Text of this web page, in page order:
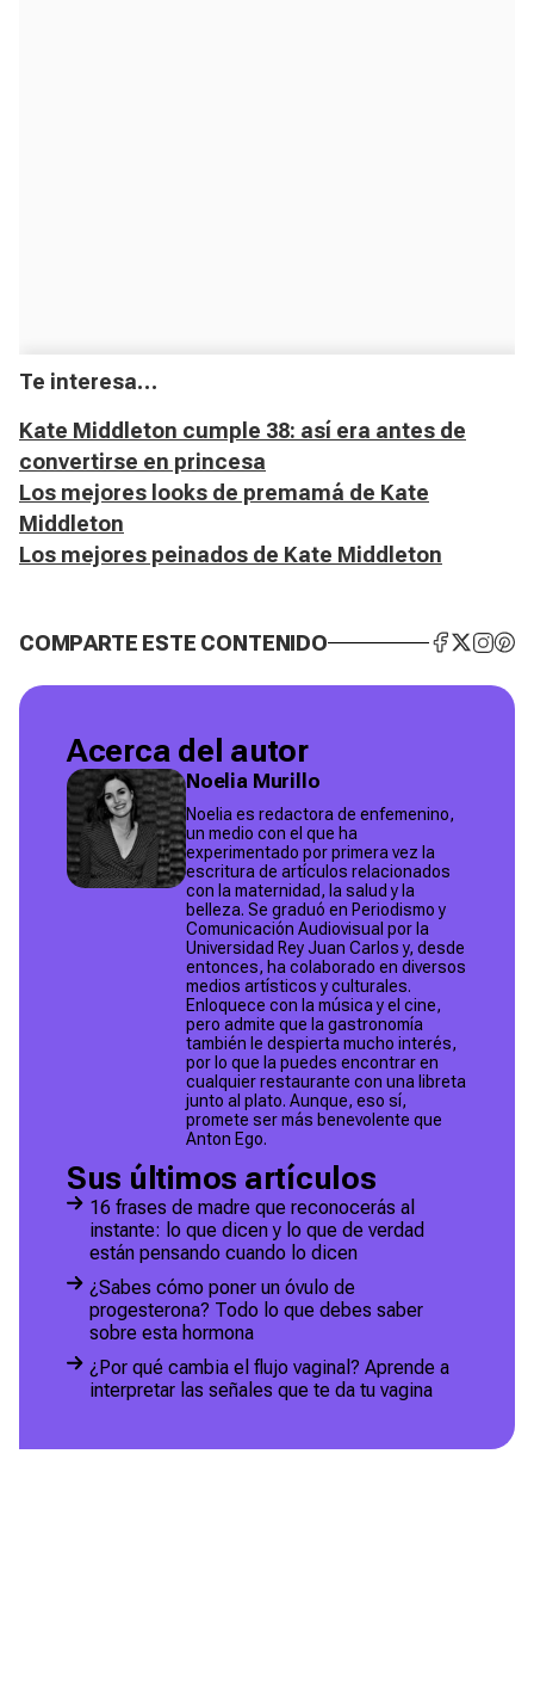
Te interesa…
Kate Middleton cumple 38: así era antes de
convertirse en princesa
Los mejores looks de premamá de Kate
Middleton
Los mejores peinados de Kate Middleton
COMPARTE ESTE CONTENIDO
Acerca del autor
Noelia Murillo
Noelia es redactora de enfemenino,
un medio con el que ha
experimentado por primera vez la
escritura de artículos relacionados
con la maternidad, la salud y la
belleza. Se graduó en Periodismo y
Comunicación Audiovisual por la
Universidad Rey Juan Carlos y, desde
entonces, ha colaborado en diversos
medios artísticos y culturales.
Enloquece con la música y el cine,
pero admite que la gastronomía
también le despierta mucho interés,
por lo que la puedes encontrar en
cualquier restaurante con una libreta
junto al plato. Aunque, eso sí,
promete ser más benevolente que
Anton Ego.
Sus últimos artículos
16 frases de madre que reconocerás al
instante: lo que dicen y lo que de verdad
están pensando cuando lo dicen
¿Sabes cómo poner un óvulo de
progesterona? Todo lo que debes saber
sobre esta hormona
¿Por qué cambia el flujo vaginal? Aprende a
interpretar las señales que te da tu vagina